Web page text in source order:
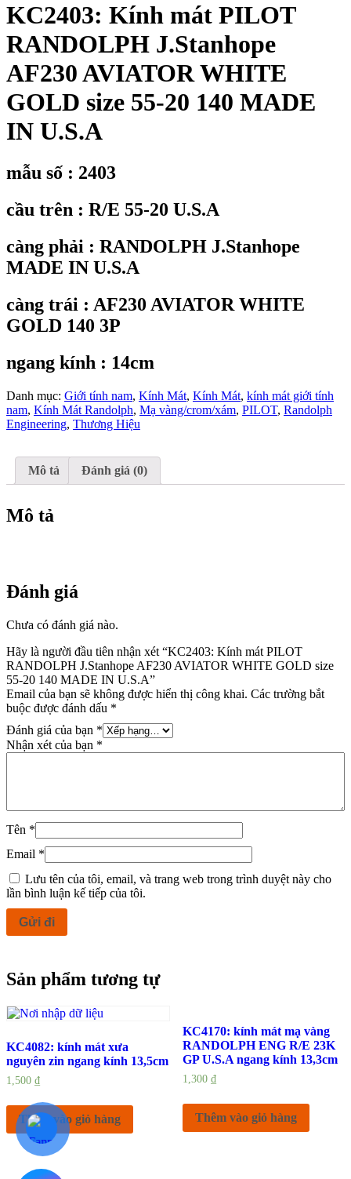
KC2403: Kính mát PILOT
RANDOLPH J.Stanhope
AF230 AVIATOR WHITE
GOLD size 55-20 140 MADE
IN U.S.A
mẫu số : 2403
cầu trên : R/E 55-20 U.S.A
càng phải : RANDOLPH J.Stanhope
MADE IN U.S.A
càng trái : AF230 AVIATOR WHITE
GOLD 140 3P
ngang kính : 14cm
Danh mục: Giới tính nam, Kính Mát, Kính Mát, kính mát giới tính
nam, Kính Mát Randolph, Mạ vàng/crom/xám, PILOT, Randolph
Engineering, Thương Hiệu
Mô tả Đánh giá (0)
Mô tả
Đánh giá
Chưa có đánh giá nào.
Hãy là người đầu tiên nhận xét “KC2403: Kính mát PILOT
RANDOLPH J.Stanhope AF230 AVIATOR WHITE GOLD size
55-20 140 MADE IN U.S.A”
Email của bạn sẽ không được hiển thị công khai. Các trường bắt
buộc được đánh dấu *
Đánh giá của bạn *
Nhận xét của bạn *
Tên *
Email *
Lưu tên của tôi, email, và trang web trong trình duyệt này cho
lần bình luận kế tiếp của tôi.
Sản phẩm tương tự
KC4082: kính mát xưa
nguyên zin ngang kính 13,5cm
1,500 ₫
Thêm vào giỏ hàng
KC4170: kính mát mạ vàng
RANDOLPH ENG R/E 23K
GP U.S.A ngang kính 13,3cm
1,300 ₫
Thêm vào giỏ hàng